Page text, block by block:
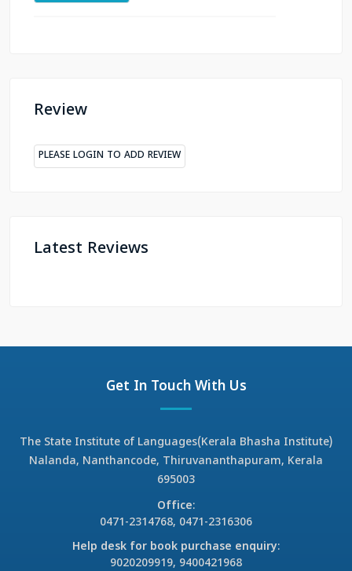
Review
PLEASE LOGIN TO ADD REVIEW
Latest Reviews
Get In Touch With Us
The State Institute of Languages(Kerala Bhasha Institute)
Nalanda, Nanthancode, Thiruvananthapuram, Kerala
695003
Office:
0471-2314768, 0471-2316306
Help desk for book purchase enquiry:
9020209919, 9400421968